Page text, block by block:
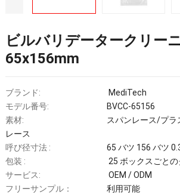
ビルバリデータークリー
65x156mm
ブランド:
MediTech
モデル番号:
BVCC-65156
素材:
スパンレース/プ
レース
呼び径寸法 :
65 バツ 156 バツ
包装 :
25 ボックスごと
サービス:
OEM / ODM
フリーサンプル：
利用可能